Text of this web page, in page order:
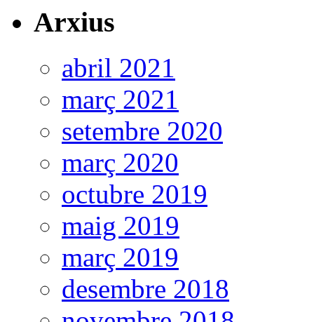
Arxius
abril 2021
març 2021
setembre 2020
març 2020
octubre 2019
maig 2019
març 2019
desembre 2018